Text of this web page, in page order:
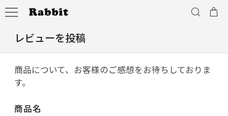
レビューを投稿
商品について、お客様のご感想をお待ちしておりま
す。
商品名